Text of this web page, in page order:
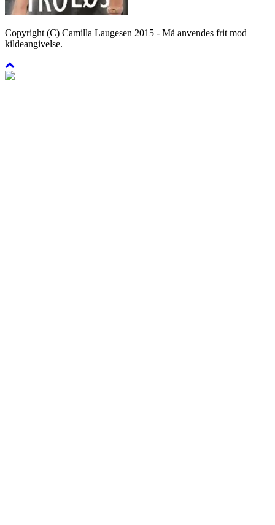
Copyright (C) Camilla Laugesen 2015 - Må anvendes frit mod
kildeangivelse.